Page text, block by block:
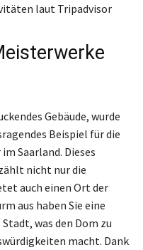
laut Tripadvisor
Gebäude, wurde
Beispiel für die
Saarland. Dieses
nicht nur die
auch einen Ort der
aus haben Sie eine
was den Dom zu
macht. Dank